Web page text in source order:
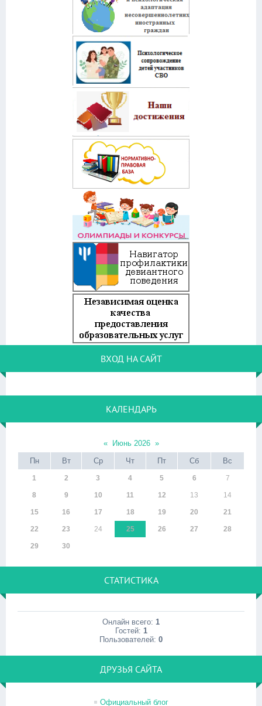
ВХОД НА САЙТ
КАЛЕНДАРЬ
« Июнь 2026 »
Пн
Вт Ср Чт Пт Сб Вс
1 2 3 4 5 6 7
8 9 10 11 12 13 14
15 16 17 18 19 20 21
22 23 24 25 26 27 28
29 30
СТАТИСТИКА
Онлайн всего: 1
Гостей: 1
Пользователей: 0
ДРУЗЬЯ САЙТА
Официальный блог